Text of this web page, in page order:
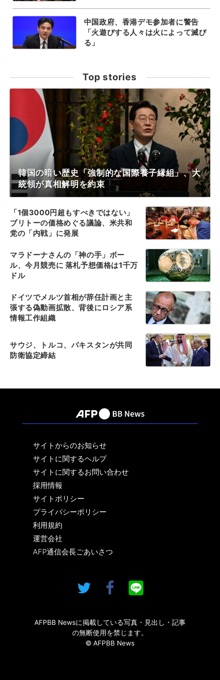
中国政府、香港デモ参加者に警告
「火遊びする人々は火によって滅び
る」
Top stories
韓国の暗い歴史「強制的な国際養子縁組」、大
統領が真相解明を約束
「1個3000円超もすべきではない」
ブリトーの価格めぐる議論、米共和
党の「内戦」に発展
マラドーナさんの「神の手」ボー
ル、今月競売に 落札予想価格は1千万
ドル
ドイツでメルツ首相が辞任計画と主
張する偽動画拡散、背後にロシア系
情報工作組織
サウジ、トルコ、パキスタンが共同
防衛協定締結
サイトからのお知らせ
サイトに関するヘルプ
サイトに関するお問い合わせ
採用情報
サイトポリシー
プライバシーポリシー
利用規約
運営会社
AFP通信会長ごあいさつ
AFPBB Newsに掲載している写真・見出し・記事
の無断使用を禁じます。
© AFPBB News